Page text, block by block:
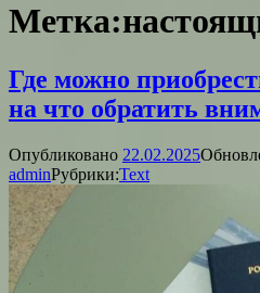
Метка:
Где можно
на что обратить
Опубликовано 22.02.2025
adminРубрики:Text